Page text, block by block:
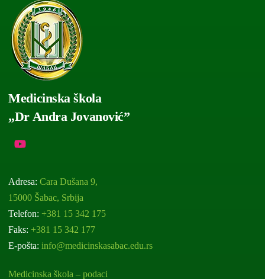
Medicinska škola
„Dr Andra Jovanović”
Adresa:Cara Dušana 9,
15000 Šabac, Srbija
Telefon: +381 15 342 175
Faks: +381 15 342 177
E-pošta:info@medicinskasabac.edu.rs
Medicinska škola – podaci